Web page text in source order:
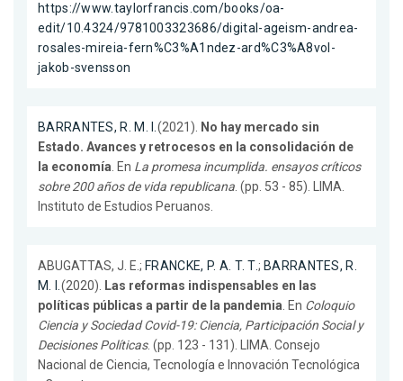
https://www.taylorfrancis.com/books/oa-
edit/10.4324/9781003323686/digital-ageism-andrea-
rosales-mireia-fern%C3%A1ndez-ard%C3%A8vol-
jakob-svensson
BARRANTES, R. M. I.(2021). No hay mercado sin
Estado. Avances y retrocesos en la consolidación de
la economía. En La promesa incumplida. ensayos críticos
sobre 200 años de vida republicana. (pp. 53 - 85). LIMA.
Instituto de Estudios Peruanos.
ABUGATTAS, J. E.; FRANCKE, P. A. T. T.; BARRANTES, R.
M. I.(2020). Las reformas indispensables en las
políticas públicas a partir de la pandemia. En Coloquio
Ciencia y Sociedad Covid-19: Ciencia, Participación Social y
Decisiones Políticas. (pp. 123 - 131). LIMA. Consejo
Nacional de Ciencia, Tecnología e Innovación Tecnológica